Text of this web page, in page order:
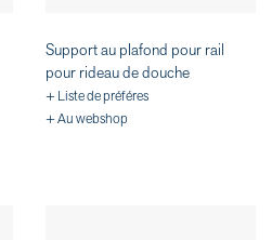
Support au plafond pour rail
pour rideau de douche
+ Liste de préféres
+ Au webshop